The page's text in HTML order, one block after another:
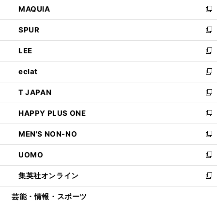
ド
ウ
で
開
く
ィ
ン
ド
ウ
で
開
く
い
ウ
ィ
ン
ド
ウ
で
開
く
MAQUIA
新
し
い
ウ
ィ
ン
ド
ウ
で
開
く
SPUR
新
し
い
ウ
ィ
ン
ド
ウ
で
開
く
LEE
新
し
い
ウ
ィ
ン
ド
ウ
で
開
く
eclat
新
し
い
ウ
ィ
ン
ド
ウ
で
開
く
T JAPAN
新
し
い
ウ
ィ
ン
ド
ウ
で
開
HAPPY PLUS ONE
新
し
い
ウ
ィ
ン
ド
ウ
MEN'S NON-NO
新
し
い
ウ
ィ
ン
UOMO
新
し
い
ウ
集英社オンライン
新
し
芸能・情報・スポーツ